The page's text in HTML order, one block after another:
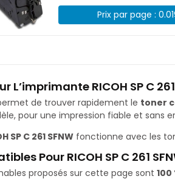
Prix par page :
L’imprimante RICOH SP C
de trouver rapidement le toner
pour une impression fiable et sans
SP C 261 SFNW fonctionne avec les
Pour RICOH SP C 261
proposés sur cette page sont